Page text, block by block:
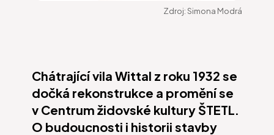
Zdroj:Simona Modrá
Chátrající vila Wittal z roku 1932 se
dočká rekonstrukce a promění se
v Centrum židovské kultury ŠTETL.
O budoucnosti i historii stavby